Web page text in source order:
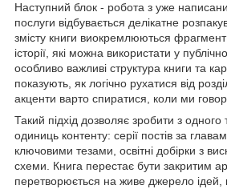
Наступний блок - робота з уже
послуги відбувається делікатне
змісту книги виокремлюються
історії, які можна використати у
особливо важливі структура книги та
показують, як логічно рухатися від
акценти варто спиратися, коли ми
Такий підхід дозволяє зробити з одного
одиниць контенту: серії постів за
ключовими тезами, освітні добірки з
схеми. Книга перестає бути закритим
перетворюється на живе джерело ідей,